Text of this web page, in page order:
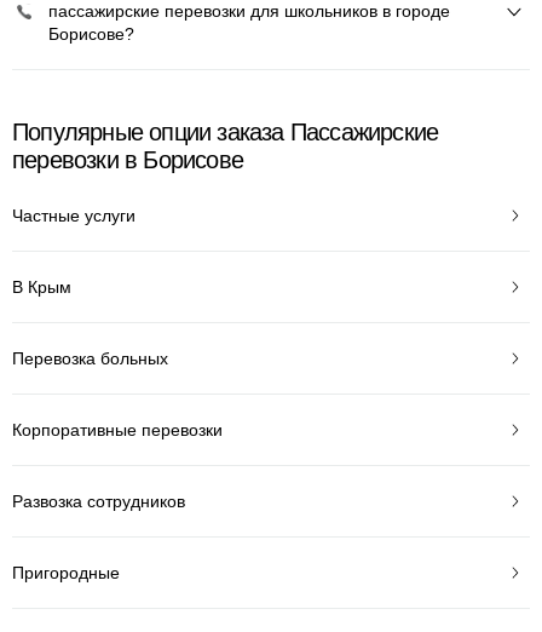
пассажирские перевозки для школьников в городе
Борисове?
Популярные опции заказа Пассажирские
перевозки в Борисове
Частные услуги
В Крым
Перевозка больных
Корпоративные перевозки
Развозка сотрудников
Пригородные